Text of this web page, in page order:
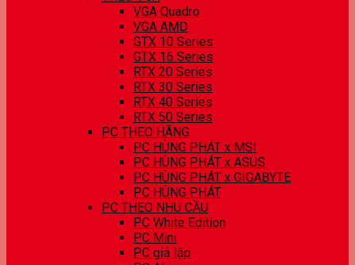
VGA Quadro
VGA AMD
GTX 10 Series
GTX 16 Series
RTX 20 Series
RTX 30 Series
RTX 40 Series
RTX 50 Series
PC THEO HÃNG
PC HÙNG PHÁT x MSI
PC HÙNG PHÁT x ASUS
PC HÙNG PHÁT x GIGABYTE
PC HÙNG PHÁT
PC THEO NHU CẦU
PC White Edition
PC Mini
PC giả lập